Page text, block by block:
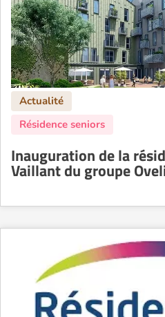
Inauguration de la
Vaillant du groupe